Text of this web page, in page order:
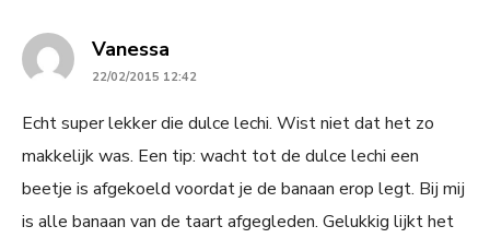
Vanessa
22/02/2015 12:42
Echt super lekker die dulce lechi. Wist niet dat het zo
makkelijk was. Een tip: wacht tot de dulce lechi een
beetje is afgekoeld voordat je de banaan erop legt. Bij mij
is alle banaan van de taart afgegleden. Gelukkig lijkt het